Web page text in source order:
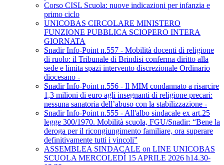
Corso CISL Scuola: nuove indicazioni per infanzia e
primo ciclo
UNICOBAS CIRCOLARE MINISTERO
FUNZIONE PUBBLICA SCIOPERO INTERA
GIORNATA
Snadir Info-Point n.557 - Mobilità docenti di religione
di ruolo: il Tribunale di Brindisi conferma diritto alla
sede e limita spazi intervento discrezionale Ordinario
diocesano -
Snadir Info-Point n.556 - Il MIM condannato a risarcire
1,3 milioni di euro agli insegnanti di religione precari:
nessuna sanatoria dell’abuso con la stabilizzazione -
Snadir Info-Point n.555 - All'albo sindacale ex art.25
legge 300/1970. Mobilità scuola, FGU/Snadir: “Bene la
deroga per il ricongiungimento familiare, ora superare
definitivamente tutti i vincoli”
ASSEMBLEA SINDACALE on LINE UNICOBAS
SCUOLA MERCOLEDÌ 15 APRILE 2026 h14.30-